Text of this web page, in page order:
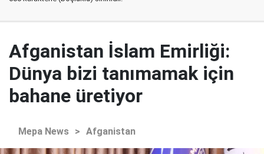
Afganistan İslam Emirliği:
Dünya bizi tanımamak için
bahane üretiyor
Mepa News > Afganistan